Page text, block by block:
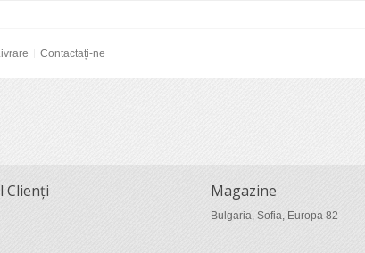
Contactați-ne
Clienți Magazine
Bulgaria, Sofia, Europa 82